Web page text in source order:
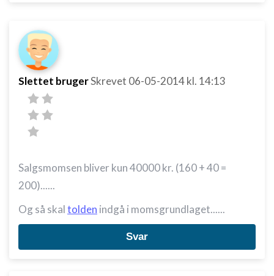
Slettet brugerSkrevet 06-05-2014kl. 14:13
Salgsmomsen bliver kun 40000 kr. (160 + 40 =
200)......
Og så skaltolden indgå i momsgrundlaget......
Svar